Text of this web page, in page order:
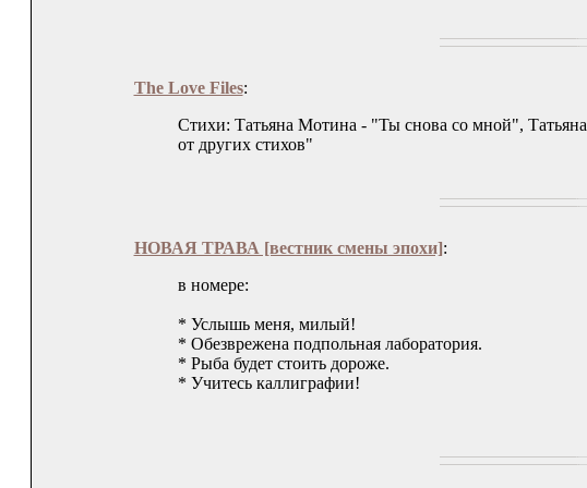
The Love Files:
Стихи: Татьяна Мотина - "Ты снова со мной",
от других стихов"
НОВАЯ ТРАВА [вестник смены эпохи]:
в номере:
* Услышь меня, милый!
* Обезврежена подпольная лаборатория.
* Рыба будет стоить дороже.
* Учитесь каллиграфии!